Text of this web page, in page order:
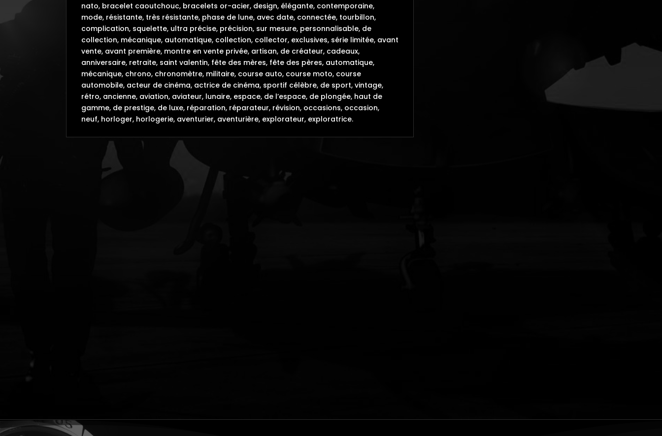
nato, bracelet caoutchouc, bracelets or-acier, design, élégante, contemporaine,
mode, résistante, très résistante, phase de lune, avec date, connectée, tourbillon,
complication, squelette, ultra précise, précision, sur mesure, personnalisable, de
collection, mécanique, automatique, collection, collector, exclusives, série limitée, avant
vente, avant première, montre en vente privée, artisan, de créateur, cadeaux,
anniversaire, retraite, saint valentin, fête des mères, fête des pères, automatique,
mécanique, chrono, chronomètre, militaire, course auto, course moto, course
automobile, acteur de cinéma, actrice de cinéma, sportif célèbre, de sport, vintage,
rétro, ancienne, aviation, aviateur, lunaire, espace, de l’espace, de plongée, haut de
gamme, de prestige, de luxe, réparation, réparateur, révision, occasions, occasion,
neuf, horloger, horlogerie, aventurier, aventurière, explorateur, exploratrice.